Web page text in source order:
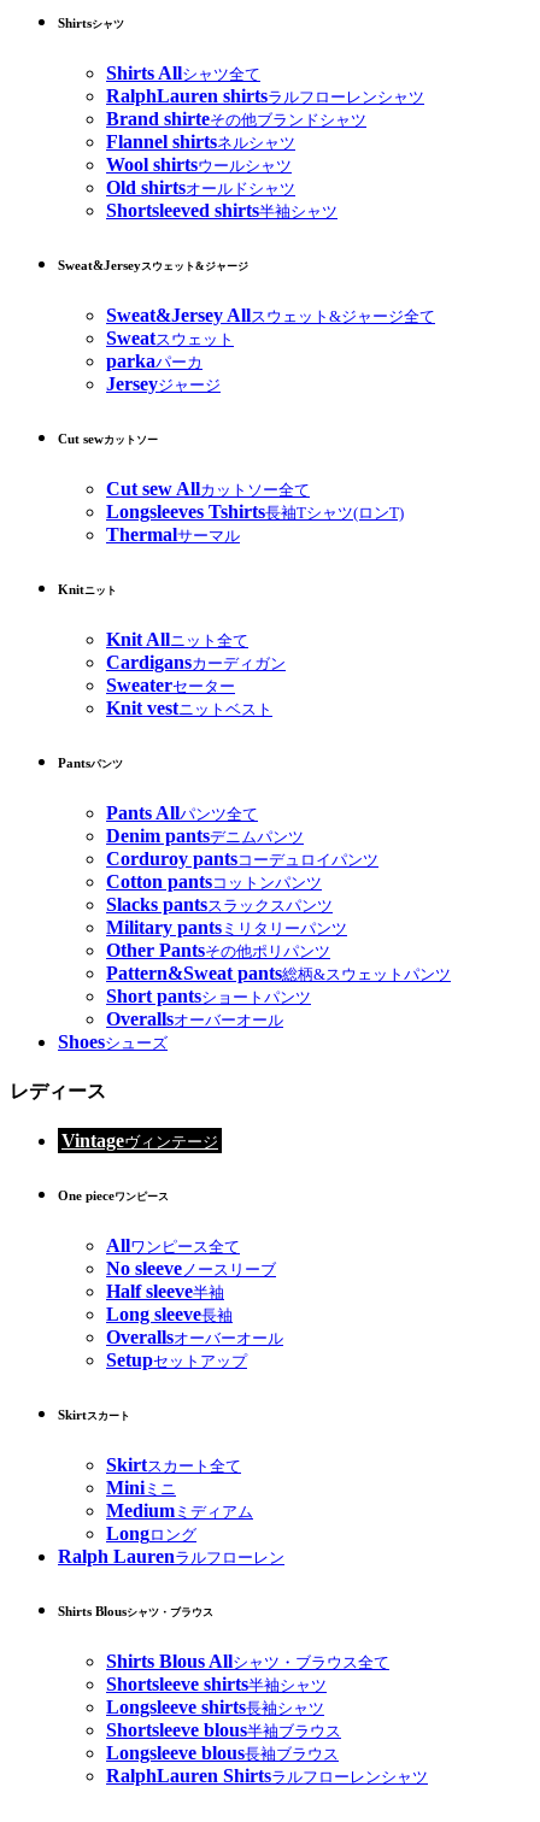
Shirtsシャツ
Shirts Allシャツ全て
RalphLauren shirtsラルフローレンシャツ
Brand shirteその他ブランドシャツ
Flannel shirtsネルシャツ
Wool shirtsウールシャツ
Old shirtsオールドシャツ
Shortsleeved shirts半袖シャツ
Sweat&Jerseyスウェット&ジャージ
Sweat&Jersey Allスウェット&ジャージ全て
Sweatスウェット
parkaパーカ
Jerseyジャージ
Cut sewカットソー
Cut sew Allカットソー全て
Longsleeves Tshirts長袖Tシャツ(ロンT)
Thermalサーマル
Knitニット
Knit Allニット全て
Cardigansカーディガン
Sweaterセーター
Knit vestニットベスト
Pantsパンツ
Pants Allパンツ全て
Denim pantsデニムパンツ
Corduroy pantsコーデュロイパンツ
Cotton pantsコットンパンツ
Slacks pantsスラックスパンツ
Military pants ミリタリーパンツ
Other Pantsその他ポリパンツ
Pattern&Sweat pants総柄&スウェットパンツ
Short pantsショートパンツ
Overallsオーバーオール
Shoesシューズ
レディース
Vintageヴィンテージ
One pieceワンピース
Allワンピース全て
No sleeveノースリーブ
Half sleeve半袖
Long sleeve長袖
Overallsオーバーオール
Setupセットアップ
Skirtスカート
Skirtスカート全て
Miniミニ
Medium ミディアム
Longロング
Ralph Laurenラルフローレン
Shirts Blousシャツ・ブラウス
Shirts Blous Allシャツ・ブラウス全て
Shortsleeve shirts半袖シャツ
Longsleeve shirts長袖シャツ
Shortsleeve blous半袖ブラウス
Longsleeve blous長袖ブラウス
RalphLauren Shirtsラルフローレンシャツ